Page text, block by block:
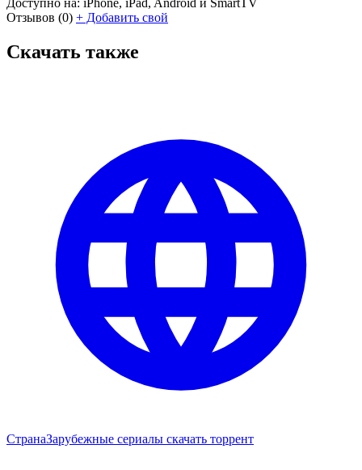
Отзывов (0) + Добавить свой
Скачать также
СтранаЗарубежные сериалы скачать торрент